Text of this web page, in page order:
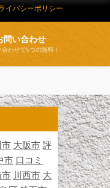
イバシーポリシー
問い合わせ
わせで5つの無料！
建設業許可
市 大阪市 評
市 口コミ
市 川西市 大